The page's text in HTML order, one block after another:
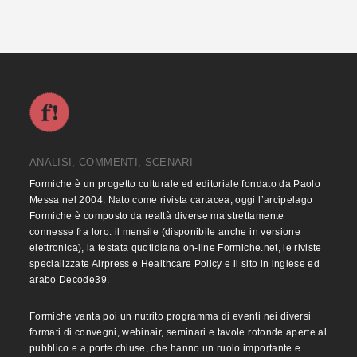
ANALISI, COMMENTI, SCENARI
Formiche è un progetto culturale ed editoriale fondato da Paolo
Messa nel 2004. Nato come rivista cartacea, oggi l’arcipelago
Formiche è composto da realtà diverse ma strettamente
connesse fra loro: il mensile (disponibile anche in versione
elettronica), la testata quotidiana on-line Formiche.net, le riviste
specializzate Airpress e Healthcare Policy e il sito in inglese ed
arabo Decode39.
Formiche vanta poi un nutrito programma di eventi nei diversi
formati di convegni, webinair, seminari e tavole rotonde aperte al
pubblico e a porte chiuse, che hanno un ruolo importante e